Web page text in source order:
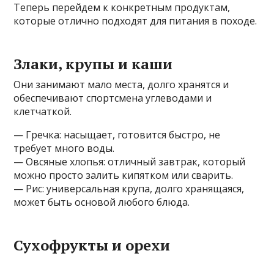
Теперь перейдем к конкретным продуктам,
которые отлично подходят для питания в походе.
Злаки, крупы и каши
Они занимают мало места, долго хранятся и
обеспечивают спортсмена углеводами и
клетчаткой.
— Гречка: насыщает, готовится быстро, не
требует много воды.
— Овсяные хлопья: отличный завтрак, который
можно просто залить кипятком или сварить.
— Рис: универсальная крупа, долго хранящаяся,
может быть основой любого блюда.
Сухофрукты и орехи